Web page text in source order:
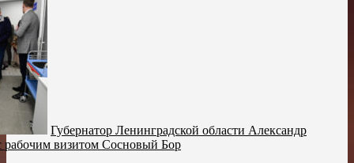
Губернатор Ленинградской области Александр
рабочим визитом Сосновый Бор